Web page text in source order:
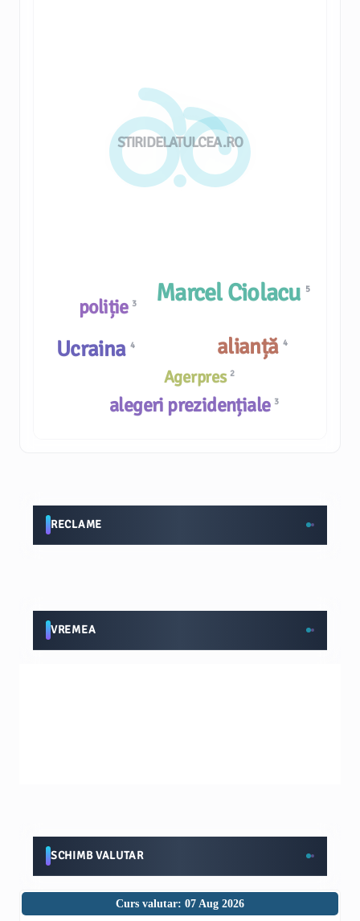
STIRIDELATULCEA.RO
alegeri prezidențiale 3
poliție 3
Agerpres 2
Marcel Ciolacu 5
alianță 4
Ucraina 4
RECLAME
VREMEA
SCHIMB VALUTAR
Curs valutar: 07 Aug 2026